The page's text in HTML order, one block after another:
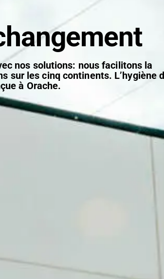
nos solutions: nous facilitons la
sur les cinq continents. L’hygiène
à Orache.